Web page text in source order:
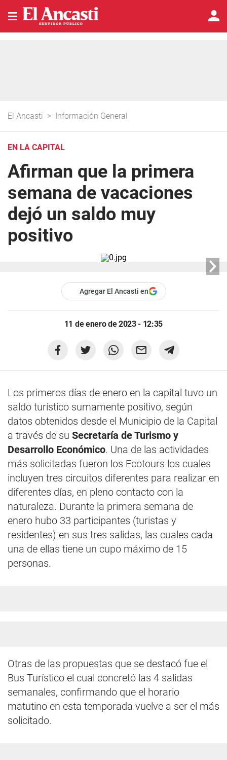
El Ancasti > Información General
EN LA CAPITAL
Afirman que la primera
semana de vacaciones
dejó un saldo muy
positivo
Agregar El Ancasti en
11 de enero de 2023 - 12:35
Los primeros días de enero en la capital tuvo un
saldo turístico sumamente positivo, según
datos obtenidos desde el Municipio de la Capital
a través de su Secretaría de Turismo y
Desarrollo Económico. Una de las actividades
más solicitadas fueron los Ecotours los cuales
incluyen tres circuitos diferentes para realizar en
diferentes días, en pleno contacto con la
naturaleza. Durante la primera semana de
enero hubo 33 participantes (turistas y
residentes) en sus tres salidas, las cuales cada
una de ellas tiene un cupo máximo de 15
personas.
Otras de las propuestas que se destacó fue el
Bus Turístico el cual concretó las 4 salidas
semanales, confirmando que el horario
matutino en esta temporada vuelve a ser el más
solicitado.